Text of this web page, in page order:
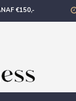
€150,-